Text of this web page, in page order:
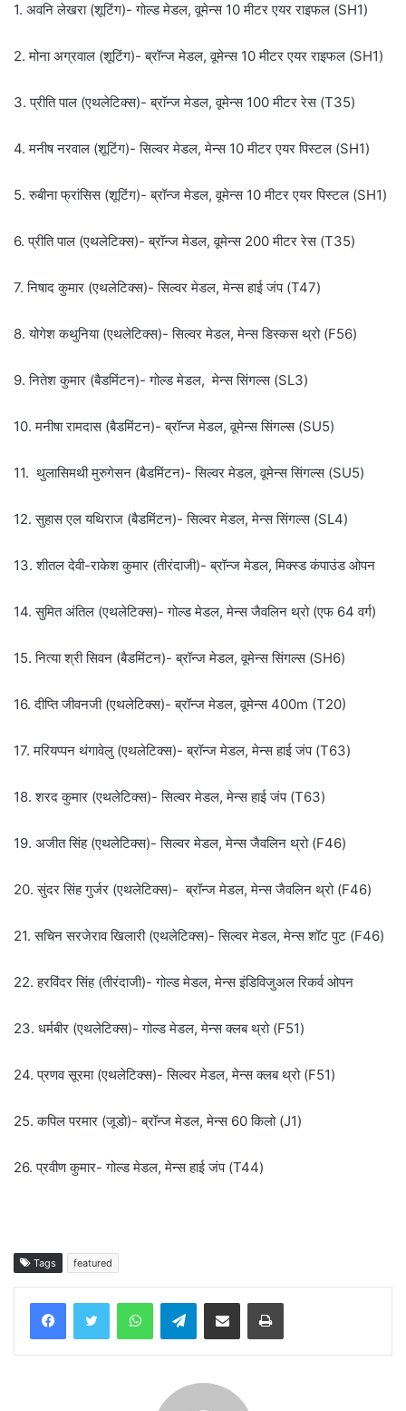
1. अवनि लेखरा (शूटिंग)- गोल्ड मेडल, वूमेन्स 10 मीटर एयर राइफल (SH1)
2. मोना अग्रवाल (शूटिंग)- ब्रॉन्ज मेडल, वूमेन्स 10 मीटर एयर राइफल (SH1)
3. प्रीति पाल (एथलेटिक्स)- ब्रॉन्ज मेडल, वूमेन्स 100 मीटर रेस (T35)
4. मनीष नरवाल (शूटिंग)- सिल्वर मेडल, मेन्स 10 मीटर एयर पिस्टल (SH1)
5. रुबीना फ्रांसिस (शूटिंग)- ब्रॉन्ज मेडल, वूमेन्स 10 मीटर एयर पिस्टल (SH1)
6. प्रीति पाल (एथलेटिक्स)- ब्रॉन्ज मेडल, वूमेन्स 200 मीटर रेस (T35)
7. निषाद कुमार (एथलेटिक्स)- सिल्वर मेडल, मेन्स हाई जंप (T47)
8. योगेश कथुनिया (एथलेटिक्स)- सिल्वर मेडल, मेन्स डिस्कस थ्रो (F56)
9. नितेश कुमार (बैडमिंटन)- गोल्ड मेडल, मेन्स सिंगल्स (SL3)
10. मनीषा रामदास (बैडमिंटन)- ब्रॉन्ज मेडल, वूमेन्स सिंगल्स (SU5)
11. थुलासिमथी मुरुगेसन (बैडमिंटन)- सिल्वर मेडल, वूमेन्स सिंगल्स (SU5)
12. सुहास एल यथिराज (बैडमिंटन)- सिल्वर मेडल, मेन्स सिंगल्स (SL4)
13. शीतल देवी-राकेश कुमार (तीरंदाजी)- ब्रॉन्ज मेडल, मिक्स्ड कंपाउंड ओपन
14. सुमित अंतिल (एथलेटिक्स)- गोल्ड मेडल, मेन्स जैवलिन थ्रो (एफ 64 वर्ग)
15. नित्या श्री सिवन (बैडमिंटन)- ब्रॉन्ज मेडल, वूमेन्स सिंगल्स (SH6)
16. दीप्ति जीवनजी (एथलेटिक्स)- ब्रॉन्ज मेडल, वूमेन्स 400m (T20)
17. मरियप्पन थंगावेलु (एथलेटिक्स)- ब्रॉन्ज मेडल, मेन्स हाई जंप (T63)
18. शरद कुमार (एथलेटिक्स)- स‍िल्वर मेडल, मेन्स हाई जंप (T63)
19. अजीत सिंह (एथलेटिक्स)- स‍िल्वर मेडल, मेन्स जैवलिन थ्रो (F46)
20. सुंदर सिंह गुर्जर (एथलेटिक्स)- ब्रॉन्ज मेडल, मेन्स जैवलिन थ्रो (F46)
21. सचिन सरजेराव खिलारी (एथलेटिक्स)- सिल्वर मेडल, मेन्स शॉट पुट (F46)
22. हरविंदर सिंह (तीरंदाजी)- गोल्ड मेडल, मेन्स इंडिविजुअल रिकर्व ओपन
23. धर्मबीर (एथलेटिक्स)- गोल्ड मेडल, मेन्स क्लब थ्रो (F51)
24. प्रणव सूरमा (एथलेटिक्स)- सिल्वर मेडल, मेन्स क्लब थ्रो (F51)
25. कपिल परमार (जूडो)- ब्रॉन्ज मेडल, मेन्स 60 किलो (J1)
26. प्रवीण कुमार- गोल्ड मेडल, मेन्स हाई जंप (T44)
Tags featured
WhatsAppTelegramShare via Email Print